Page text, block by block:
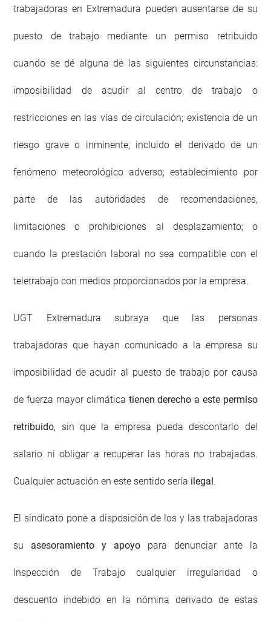
trabajadoras en Extremadura pueden ausentarse de su
puesto de trabajo mediante un permiso retribuido
cuando se dé alguna de las siguientes circunstancias:
imposibilidad de acudir al centro de trabajo o
restricciones en las vías de circulación; existencia de un
riesgo grave o inminente, incluido el derivado de un
fenómeno meteorológico adverso; establecimiento por
parte de las autoridades de recomendaciones,
limitaciones o prohibiciones al desplazamiento; o
cuando la prestación laboral no sea compatible con el
teletrabajo con medios proporcionados por la empresa.
UGT Extremadura subraya que las personas
trabajadoras que hayan comunicado a la empresa su
imposibilidad de acudir al puesto de trabajo por causa
de fuerza mayor climática tienen derecho a este permiso
retribuido, sin que la empresa pueda descontarlo del
salario ni obligar a recuperar las horas no trabajadas.
Cualquier actuación en este sentido sería ilegal.
El sindicato pone a disposición de los y las trabajadoras
su asesoramiento y apoyo para denunciar ante la
Inspección de Trabajo cualquier irregularidad o
descuento indebido en la nómina derivado de estas